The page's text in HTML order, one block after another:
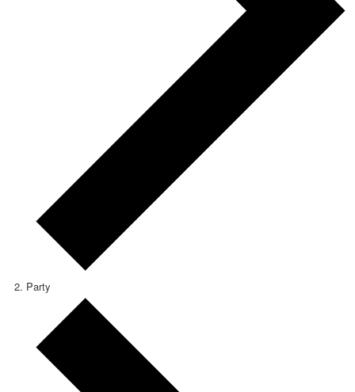
Party